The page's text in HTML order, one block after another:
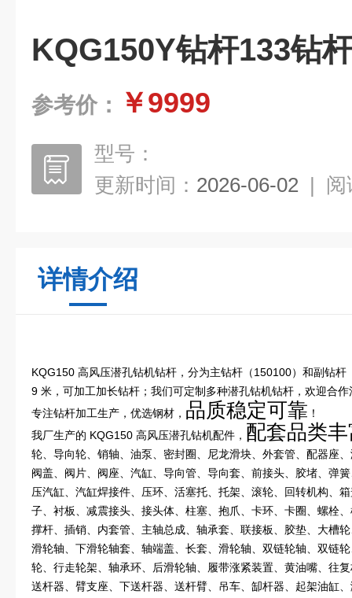
KQG150Y钻杆133钻
参考价： ￥9999
型号：
更新时间： 2026-06-02 | 阅
详情介绍
KQG150 高风压潜孔钻机钻杆，分为主钻杆（150100）和副钻
9 米，可加工加长钻杆；我们可定制多种潜孔钻机钻杆，欢迎合作
专注钻杆加工生产，优选钢材， 品质稳定可靠 ！
我厂生产的 KQG150 高风压潜孔钻机配件， 配套品类
轮、导向轮、销轴、油泵、密封圈、尼龙滑块、外套管、配器座
阀盖、阀片、阀座、汽缸、导向管、导向套、前接头、胶堵、弹
压汽缸、汽缸焊接件、压环、活塞托、托架、滚轮、回转机构、
子、衬板、减震接头、接头体、柱塞、抱爪、卡环、卡圈、螺栓
撑杆、插销、内套管、主轴总成、轴承套、联接板、胶垫、大槽
滑轮轴、下滑轮轴套、轴端盖、长套、滑轮轴、双链轮轴、双链
轮、行走轮架、轴承环、后滑轮轴、履带涨紧装置、黄油嘴、往
送杆器、臂支座、下送杆器、送杆臂、吊车、缷杆器、起架油缸